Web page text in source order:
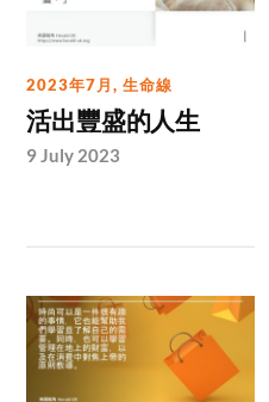
2023年7月,生命線
活出豐盛的人生
9 July 2023